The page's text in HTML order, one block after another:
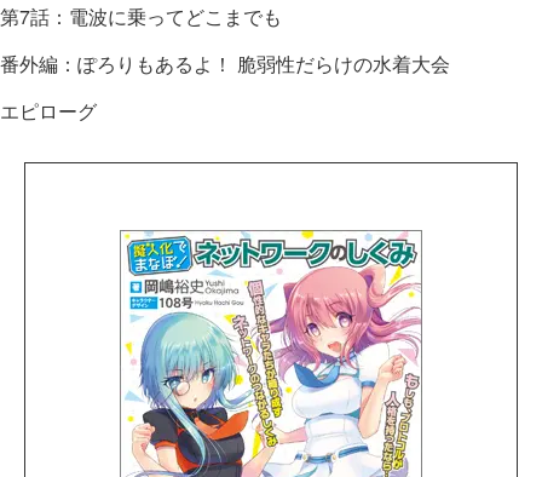
第7話：電波に乗ってどこまでも
番外編：ぽろりもあるよ！ 脆弱性だらけの水着大会
エピローグ